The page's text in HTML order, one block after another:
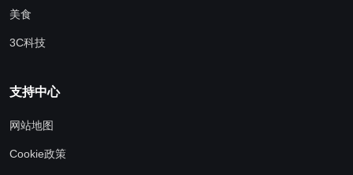
美食
3C科技
支持中心
网站地图
Cookie政策